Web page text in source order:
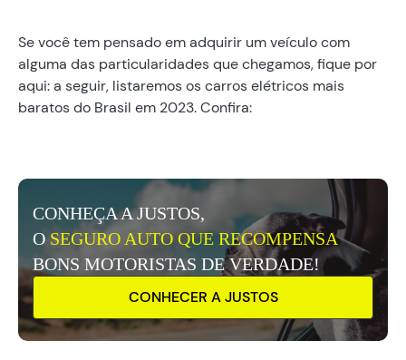
Se você tem pensado em adquirir um veículo com
alguma das particularidades que chegamos, fique por
aqui: a seguir, listaremos os carros elétricos mais
baratos do Brasil em 2023. Confira:
CONHEÇA A JUSTOS,
OSEGURO AUTO QUE RECOMPENSA
BONS MOTORISTAS DE VERDADE!
CONHECER A JUSTOS